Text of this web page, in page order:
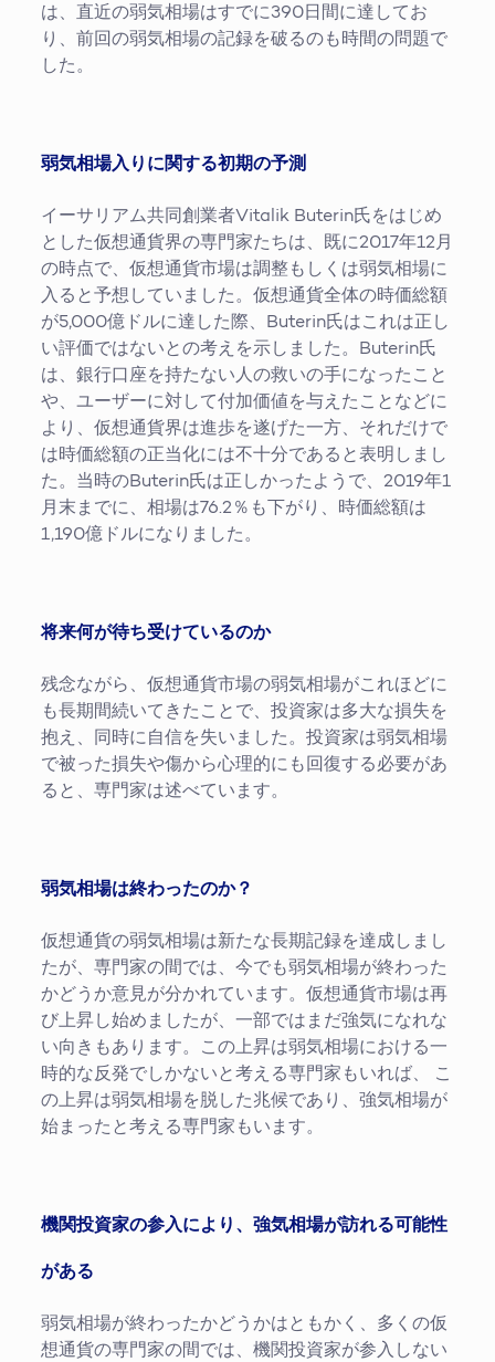
は、直近の弱気相場はすでに390日間に達してお
り、前回の弱気相場の記録を破るのも時間の問題で
した。
弱気相場入りに関する初期の予測
イーサリアム共同創業者Vitalik Buterin氏をはじめ
とした仮想通貨界の専門家たちは、既に2017年12月
の時点で、仮想通貨市場は調整もしくは弱気相場に
入ると予想していました。仮想通貨全体の時価総額
が5,000億ドルに達した際、Buterin氏はこれは正し
い評価ではないとの考えを示しました。Buterin氏
は、銀行口座を持たない人の救いの手になったこと
や、ユーザーに対して付加価値を与えたことなどに
より、仮想通貨界は進歩を遂げた一方、それだけで
は時価総額の正当化には不十分であると表明しまし
た。当時のButerin氏は正しかったようで、2019年1
月末までに、相場は76.2％も下がり、時価総額は
1,190億ドルになりました。
将来何が待ち受けているのか
残念ながら、仮想通貨市場の弱気相場がこれほどに
も長期間続いてきたことで、投資家は多大な損失を
抱え、同時に自信を失いました。投資家は弱気相場
で被った損失や傷から心理的にも回復する必要があ
ると、専門家は述べています。
弱気相場は終わったのか？
仮想通貨の弱気相場は新たな長期記録を達成しまし
たが、専門家の間では、今でも弱気相場が終わった
かどうか意見が分かれています。仮想通貨市場は再
び上昇し始めましたが、一部ではまだ強気になれな
い向きもあります。この上昇は弱気相場における一
時的な反発でしかないと考える専門家もいれば、 こ
の上昇は弱気相場を脱した兆候であり、強気相場が
始まったと考える専門家もいます。
機関投資家の参入により、強気相場が訪れる可能性
がある
弱気相場が終わったかどうかはともかく、多くの仮
想通貨の専門家の間では、機関投資家が参入しない